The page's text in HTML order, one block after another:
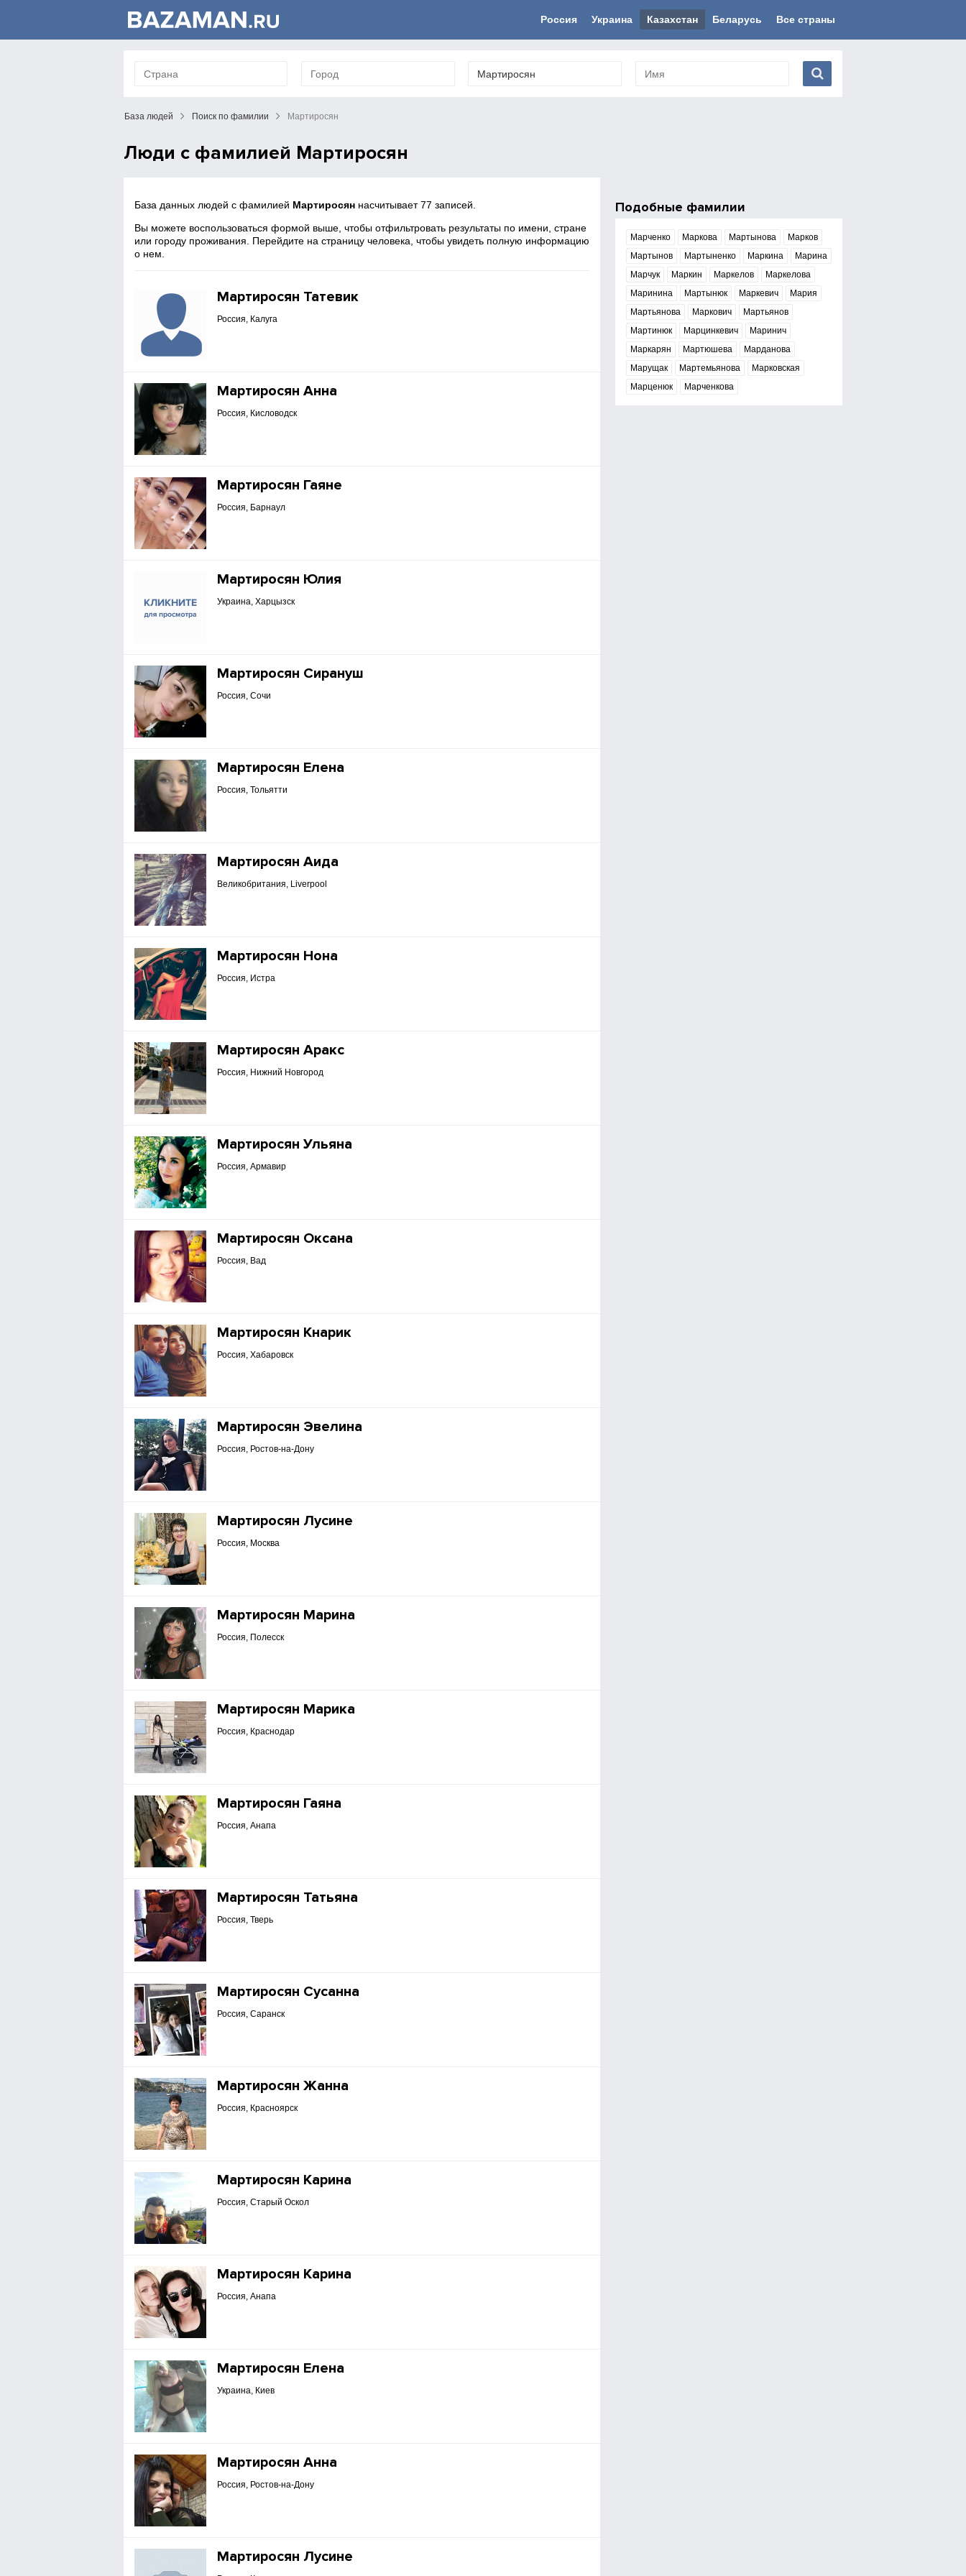
Россия Украина Казахстан Беларусь Все страны
База людей Поиск по фамилии Мартиросян
Люди с фамилией Мартиросян
База данных людей с фамилией Мартиросян насчитывает 77 записей.
Вы можете воспользоваться формой выше, чтобы отфильтровать результаты по имени, стране
или городу проживания. Перейдите на страницу человека, чтобы увидеть полную информацию
о нем.
Мартиросян Татевик
Россия, Калуга
Мартиросян Анна
Россия, Кисловодск
Мартиросян Гаяне
Россия, Барнаул
Мартиросян Юлия
Украина, Харцызск
Мартиросян Сирануш
Россия, Сочи
Мартиросян Елена
Россия, Тольятти
Мартиросян Аида
Великобритания, Liverpool
Мартиросян Нона
Россия, Истра
Мартиросян Аракс
Россия, Нижний Новгород
Мартиросян Ульяна
Россия, Армавир
Мартиросян Оксана
Россия, Вад
Мартиросян Кнарик
Россия, Хабаровск
Мартиросян Эвелина
Россия, Ростов-на-Дону
Мартиросян Лусине
Россия, Москва
Мартиросян Марина
Россия, Полесск
Мартиросян Марика
Россия, Краснодар
Мартиросян Гаяна
Россия, Анапа
Мартиросян Татьяна
Россия, Тверь
Мартиросян Сусанна
Россия, Саранск
Мартиросян Жанна
Россия, Красноярск
Мартиросян Карина
Россия, Старый Оскол
Мартиросян Карина
Россия, Анапа
Мартиросян Елена
Украина, Киев
Мартиросян Анна
Россия, Ростов-на-Дону
Мартиросян Лусине
Подобные фамилии
Марченко Маркова Мартынова
Марков
Мартынов
Мартыненко Маркина
Марина
Марчук
Маркин Маркелов
Маркелова
Маринина
Мартынюк Маркевич
Мария
Мартьянова
Маркович
Мартьянов
Мартинюк
Марцинкевич
Маринич
Маркарян
Мартюшева
Марданова
Марущак
Мартемьянова
Марковская
Марценюк
Марченкова